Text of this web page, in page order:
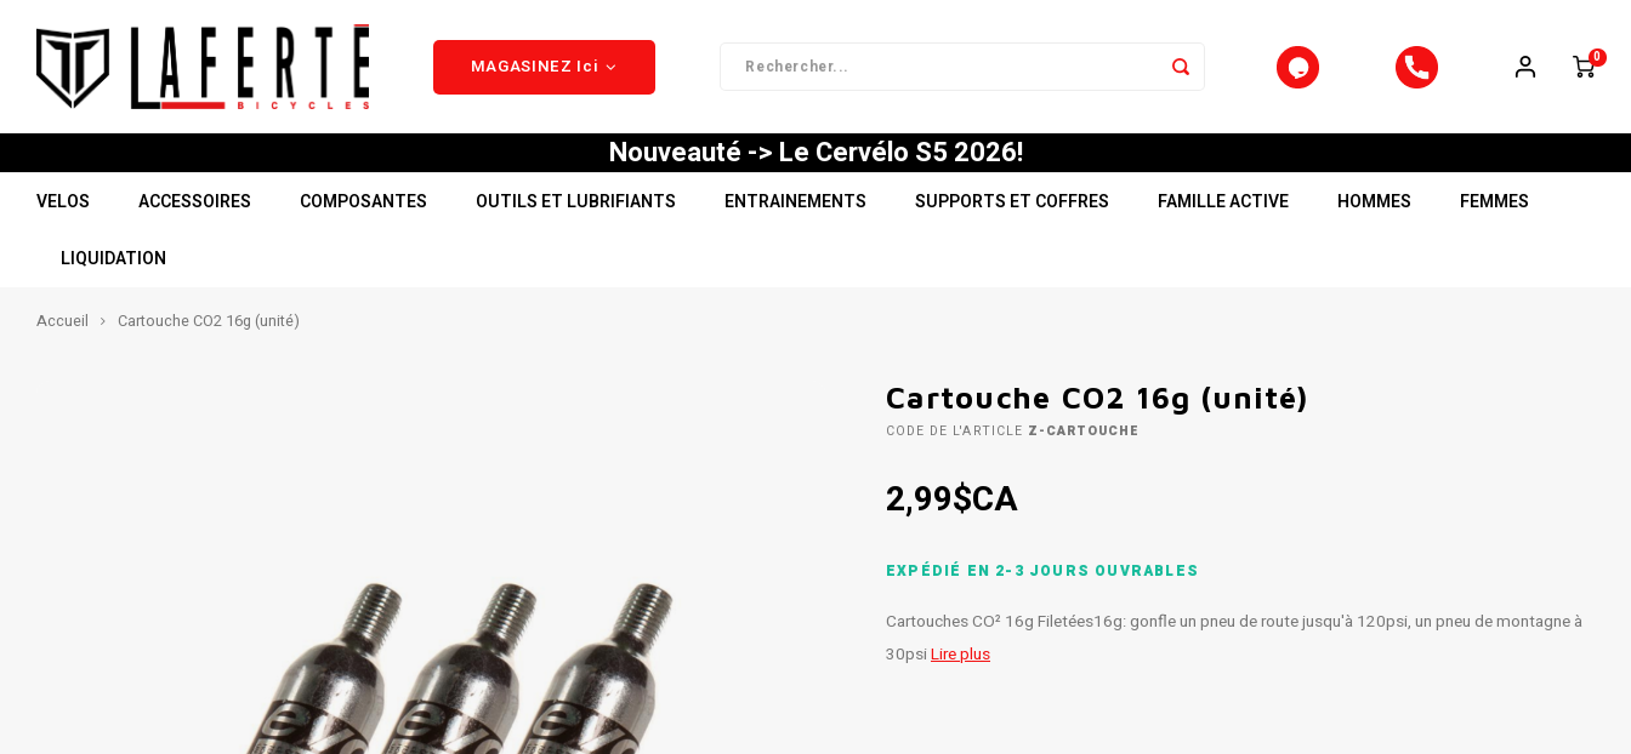
MAGASINEZ Ici 0
Nouveauté -> Le Cervélo S5 2026!
VELOS ACCESSOIRES COMPOSANTES OUTILS ET LUBRIFIANTS ENTRAINEMENTS SUPPORTS ET COFFRES FAMILLE ACTIVE HOMMES FEMMES
LIQUIDATION
Accueil Cartouche CO2 16g (unité)
Cartouche CO2 16g (unité)
CODE DE L'ARTICLE Z-CARTOUCHE
2,99$CA
EXPÉDIÉ EN 2-3 JOURS OUVRABLES
Cartouches CO² 16g Filetées16g: gonfle un pneu de route jusqu'à 120psi, un pneu de montagne à
30psiLire plus